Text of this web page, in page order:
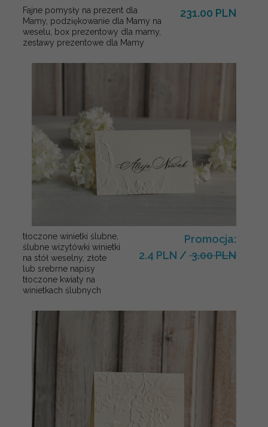
Fajne pomysły na prezent dla
Mamy, podziękowanie dla Mamy na
weselu, box prezentowy dla mamy,
zestawy prezentowe dla Mamy
231.00 PLN
tłoczone winietki ślubne,
ślubne wizytówki winietki
na stół weselny, złote
lub srebrne napisy
tłoczone kwiaty na
winietkach ślubnych
Promocja:
2.4 PLN / 3.00 PLN